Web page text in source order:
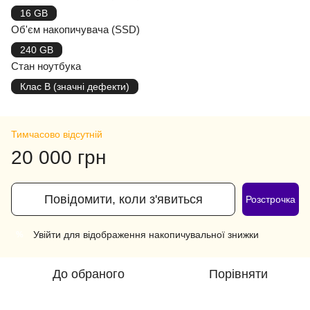
16 GB
Об'єм накопичувача (SSD)
240 GB
Стан ноутбука
Клас B (значні дефекти)
Тимчасово відсутній
20 000 грн
Повідомити, коли з'явиться Розстрочка
Увійти для відображення накопичувальної знижки
До обраного Порівняти